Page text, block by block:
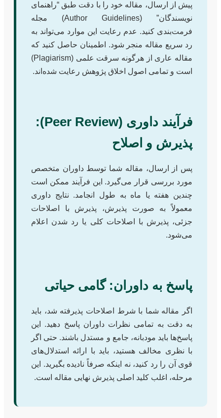
پیش از ارسال، مقاله خود را با دقت طبق “راهنمای
نویسندگان” (Author Guidelines) مجله
فرمت‌بندی کنید. عدم رعایت این موارد می‌تواند به
رد سریع مقاله منجر شود. اطمینان حاصل کنید که
مقاله عاری از هرگونه سرقت علمی (Plagiarism)
است و تمامی اصول اخلاق پژوهش رعایت شده‌اند.
فرآیند داوری (Peer Review):
پذیرش و اصلاح
پس از ارسال، مقاله شما توسط داوران متخصص
مورد بررسی قرار می‌گیرد. این فرآیند ممکن است
چندین هفته یا ماه به طول انجامد. نتایج داوری
معمولاً به صورت پذیرش، پذیرش با اصلاحات
جزئی، پذیرش با اصلاحات کلی یا رد شدن اعلام
می‌شود.
پاسخ به داوران: گامی حیاتی
اگر مقاله شما با شرط اصلاحات پذیرفته شد، باید
به دقت به تمامی نظرات داوران پاسخ دهید. این
پاسخ‌ها باید مودبانه، جامع و مستدل باشند. حتی اگر
با نظری مخالف هستید، باید با ارائه استدلال‌های
قوی آن را رد کنید، نه اینکه صرفاً نادیده بگیرید. این
مرحله، اغلب کلید اصلی پذیرش نهایی مقاله است.